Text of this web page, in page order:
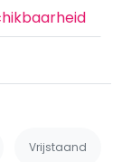
Vrijstaand